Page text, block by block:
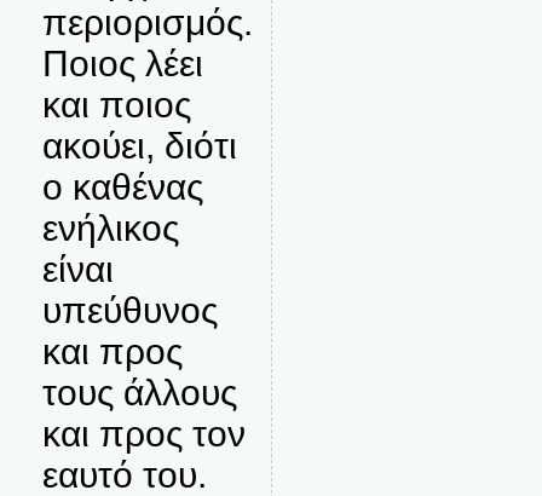
περιορισμός.
Ποιος λέει
και ποιος
ακούει, διότι
ο καθένας
ενήλικος
είναι
υπεύθυνος
και προς
τους άλλους
και προς τον
εαυτό του.